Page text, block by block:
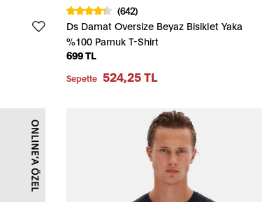
(642)
Ds Damat Oversize Beyaz Bisiklet Yaka
%100 Pamuk T-Shirt
699 TL
Sepette 524,25 TL